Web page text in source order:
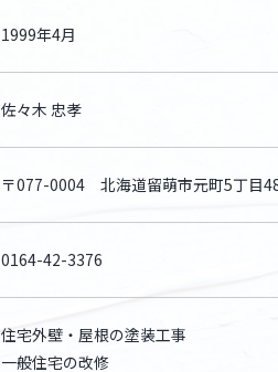
1999年4月
佐々木 忠孝
〒077-0004 北海道留萌市元町5丁目
0164-42-3376
住宅外壁・屋根の塗装工事
一般住宅の改修